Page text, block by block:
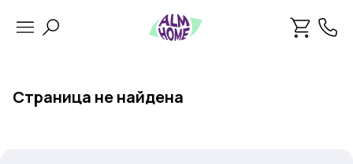
Страница не найдена